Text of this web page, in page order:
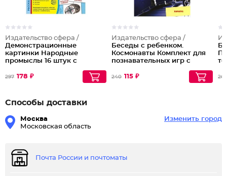
Издательство сфера /
Демонстрационные
картинки Народные
промыслы 16 штук с
297 178 ₽
Издательство сфера /
Беседы с ребенком.
Космонавты Комплект для
познавательных игр с
текстом на обороте в папке
240 115 ₽ 264
Способы доставки
Москва
Московская область
Изменить город
Почта России и почтоматы